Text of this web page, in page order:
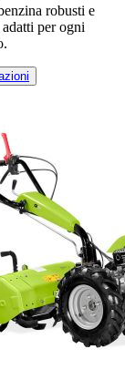
robusti e
per ogni